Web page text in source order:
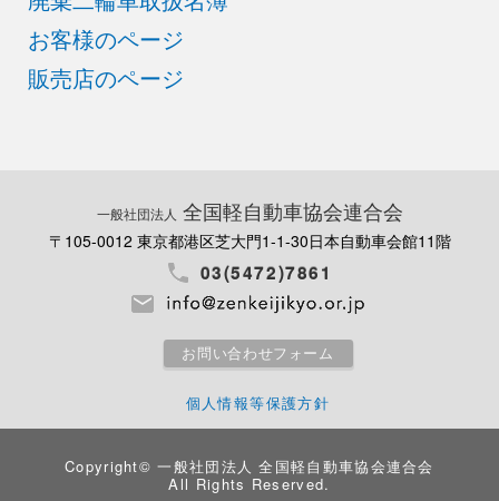
お客様のページ
販売店のページ
一般社団法人 全国軽自動車協会連合会
〒105-0012 東京都港区芝大門1-1-30日本自動車会館11階
03(5472)7861
お問い合わせフォーム
個人情報等保護方針
Copyright©一般社団法人 全国軽自動車協会連合会
All Rights Reserved.